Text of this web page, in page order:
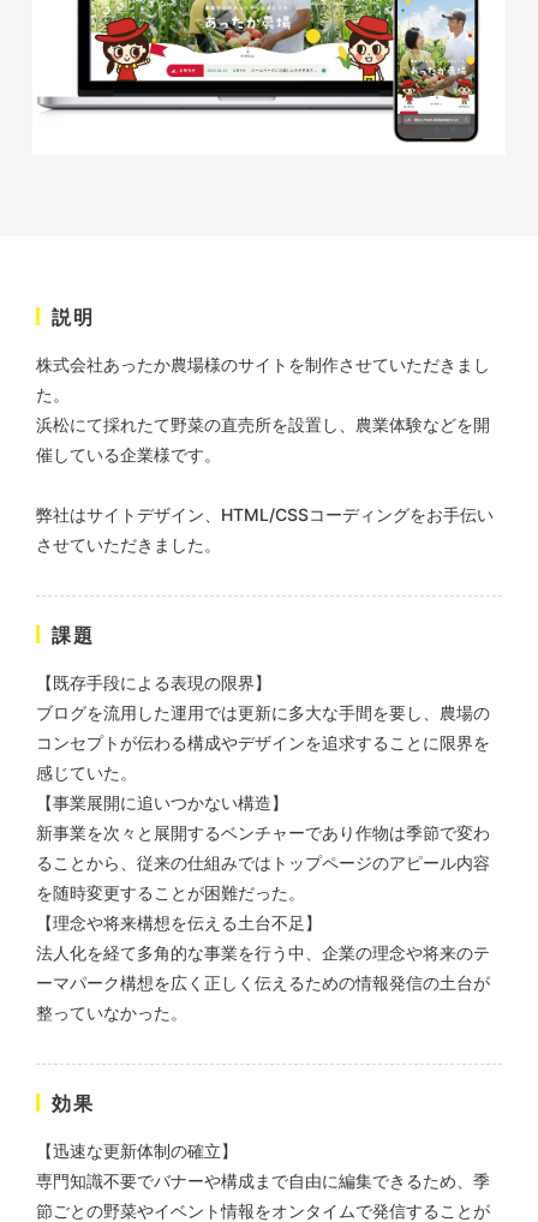
株式会社KDK様 コーポレート
サイト制作
印刷物
#産業廃棄物処理業
んぬいぐるみ
イラスト・キャラクター
株式会社三共様 ドリップコー
ヒーパッケージ
ノベルティ
#産業廃棄物処理業
#イラスト
#エコ・環境
株式会社バスコフーズ様
FRUITFRUIT SNACK パッケ
ージデザイン
説明
株式会社あったか農場様のサイトを制作させていただきまし
た。
浜松にて採れたて野菜の直売所を設置し、農業体験などを開
催している企業様です。
弊社はサイトデザイン、HTML/CSSコーディングをお手伝い
させていただきました。
課題
【既存手段による表現の限界】
ブログを流用した運用では更新に多大な手間を要し、農場の
コンセプトが伝わる構成やデザインを追求することに限界を
感じていた。
【事業展開に追いつかない構造】
新事業を次々と展開するベンチャーであり作物は季節で変わ
ることから、従来の仕組みではトップページのアピール内容
を随時変更することが困難だった。
【理念や将来構想を伝える土台不足】
法人化を経て多角的な事業を行う中、企業の理念や将来のテ
ーマパーク構想を広く正しく伝えるための情報発信の土台が
整っていなかった。
効果
【迅速な更新体制の確立】
専門知識不要でバナーや構成まで自由に編集できるため、季
節ごとの野菜やイベント情報をオンタイムで発信することが